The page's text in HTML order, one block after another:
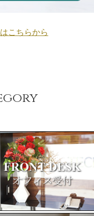
こちらから